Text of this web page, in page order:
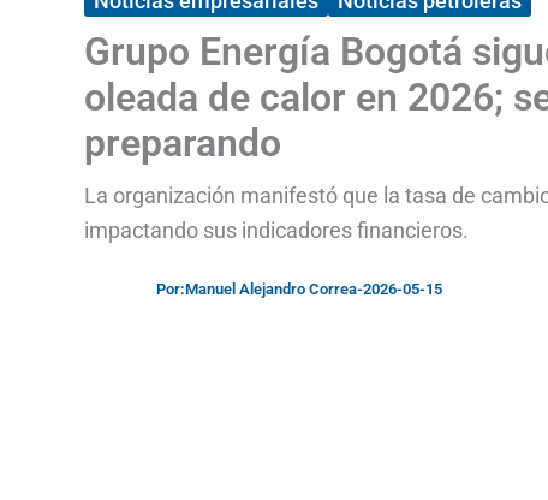
Grupo Energía Bogotá
oleada de calor en 2026;
preparando
La organización manifestó que la tasa de
impactando sus indicadores financieros.
Por:Manuel Alejandro Correa-2026-05-15